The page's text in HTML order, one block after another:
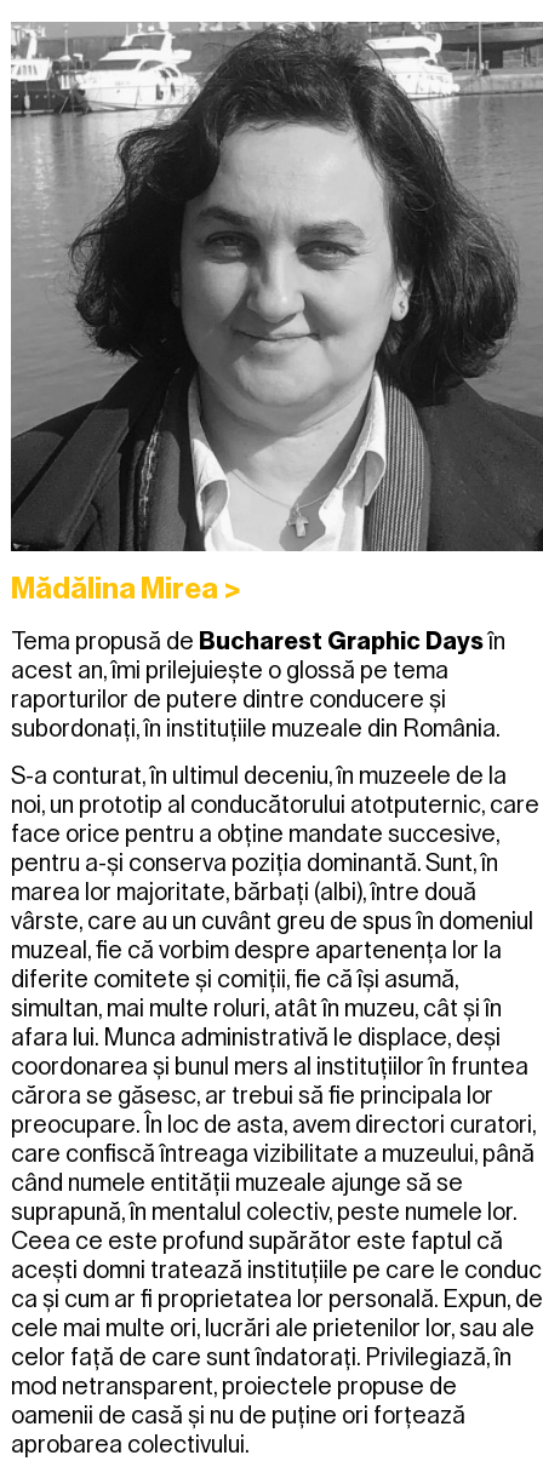
Mădălina Mirea >
Tema propusă de Bucharest Graphic Daysîn
acest an, îmi prilejuiește o glossă pe tema
raporturilor de putere dintre conducere și
subordonați, în instituțiile muzeale din România.
S-a conturat, în ultimul deceniu, în muzeele de la
noi, un prototip al conducătorului atotputernic, care
face orice pentru a obține mandate succesive,
pentru a-și conserva poziția dominantă. Sunt, în
marea lor majoritate, bărbați (albi), între două
vârste, care au un cuvânt greu de spus în domeniul
muzeal, fie că vorbim despre apartenența lor la
diferite comitete și comiții, fie că își asumă,
simultan, mai multe roluri, atât în muzeu, cât și în
afara lui. Munca administrativă le displace, deși
coordonarea și bunul mers al instituțiilor în fruntea
cărora se găsesc, ar trebui să fie principala lor
preocupare. În loc de asta, avem directori curatori,
care confiscă întreaga vizibilitate a muzeului, până
când numele entității muzeale ajunge să se
suprapună, în mentalul colectiv, peste numele lor.
Ceea ce este profund supărător este faptul că
acești domni tratează instituțiile pe care le conduc
ca și cum ar fi proprietatea lor personală. Expun, de
cele mai multe ori, lucrări ale prietenilor lor, sau ale
celor față de care sunt îndatorați. Privilegiază, în
mod netransparent, proiectele propuse de
oamenii de casă și nu de puține ori forțează
aprobarea colectivului.